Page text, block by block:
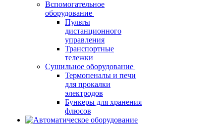
Вспомогательное
оборудование
Пульты
дистанционного
управления
Транспортные
тележки
Сушильное оборудование
Термопеналы и печи
для прокалки
электродов
Бункеры для хранения
флюсов